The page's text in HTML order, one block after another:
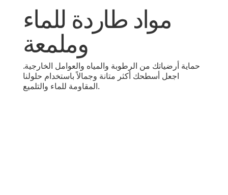
مواد طاردة للماء
وملمعة
حماية أرضياتك من الرطوبة والمياه والعوامل الخارجية.
اجعل أسطحك أكثر متانة وجمالاً باستخدام حلولنا
المقاومة للماء والتلميع.